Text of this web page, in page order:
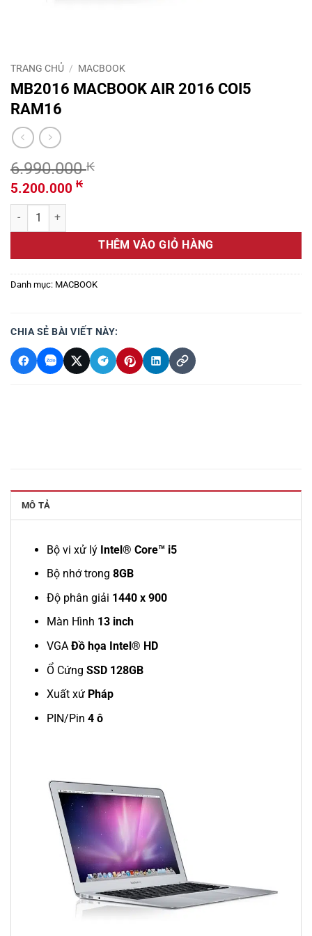
TRANG CHỦ / MACBOOK
MB2016 MACBOOK AIR 2016 COI5
RAM16
6.990.000₭
Giá
gốc
là:
6.990.000 ₭.
5.200.000 ₭Giá
là:
5.200.000 ₭.
MB2016 MACBOOK AIR 2016 COI5 RAM16 số lượng
THÊM VÀO GIỎ HÀNG
Danh mục: MACBOOK
CHIA SẺ BÀI VIẾT NÀY:
MÔ TẢ
Bộ vi xử lý Intel® Core™ i5
Bộ nhớ trong 8GB
Độ phân giải 1440 x 900
Màn Hình 13 inch
VGA Đồ họa Intel® HD
Ổ Cứng SSD 128GB
Xuất xứ Pháp
PIN/Pin 4 ô